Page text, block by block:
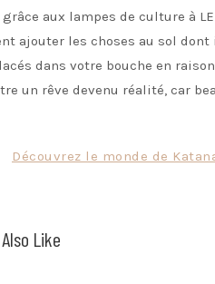
aux lampes de culture à
ajouter les choses au sol dont
dans votre bouche en
un rêve devenu réalité, car
Découvrez le monde de
Like